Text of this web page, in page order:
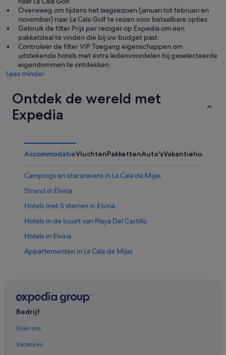
Overweeg om tijdens het laagseizoen (januari tot februari en
november) naar La Cala Golf te reizen voor betaalbare opties.
Gebruik de filter Prijs per reiziger op Expedia om een
pakketdeal te vinden die bij uw budget past.
Controleer de filter VIP Toegang eigenschappen om
uitstekende hotels met extra ledenvoordelen bij geselecteerde
eigendommen te ontdekken.
Lees minder
Ontdek de wereld met
Expedia
AccommodatieVluchtenPakkettenAuto'sVakantiehuizen
Campings en stacaravans in La Cala de Mijas
Strand in Elviria
Hotels met 5 sterren in Elviria
Hotels in de buurt van Playa Del Castillo
Hotels in Elviria
Appartementen in La Cala de Mijas
Hotels in de buurt van Mijas Golf
Spa in Elviria
Best Hotels in Elviria
Villa's in La Cala de Mijas
Bedrijf
Over ons
Vacatures